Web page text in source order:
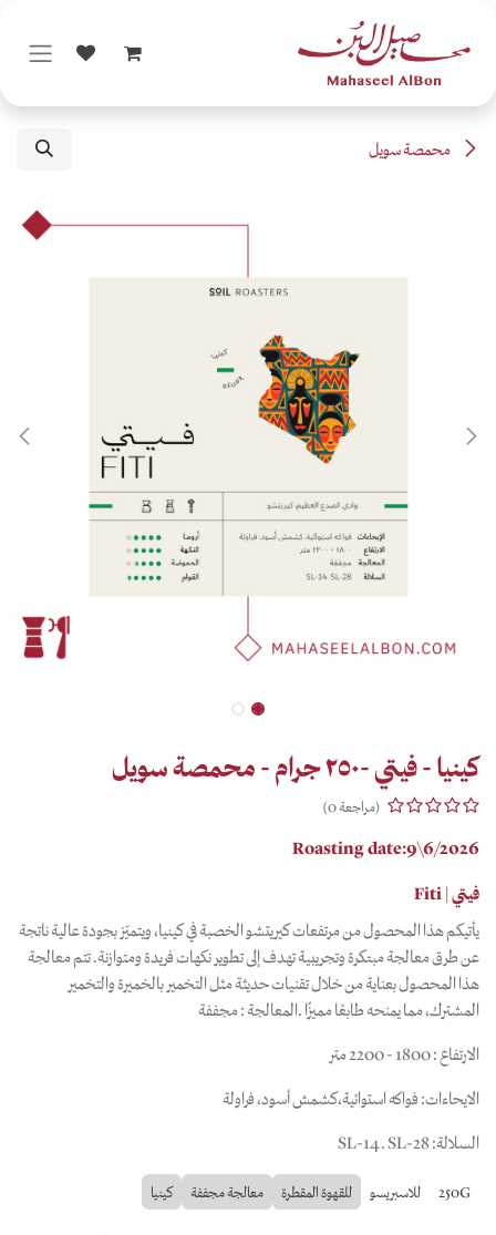
محمصة سويل
كينيا - فيتي -٢٥٠ جرام - محمصة سويل
(مراجعة 0)
Roasting date:9\6/2026
فيتي | Fiti
يأتيكم هذا المحصول من مرتفعات كيريتشو الخصبة في كينيا، ويتميّز بجودة عالية ناتجة
عن طرق معالجة مبتكرة وتجريبية تهدف إلى تطوير نكهات فريدة ومتوازنة. تتم معالجة
هذا المحصول بعناية من خلال تقنيات حديثة مثل التخمير بالخميرة والتخمير
المشترك، مما يمنحه طابعًا مميزًا .المعالجة : مجففة
الارتفاع : 1800 - 2200 متر
الايحاءات: فواكه استوائية،كشمش أسود، فراولة
السلالة: SL-14. SL-28
250G للاسبريسو للقهوة المقطرة معالجة مجففة كينيا